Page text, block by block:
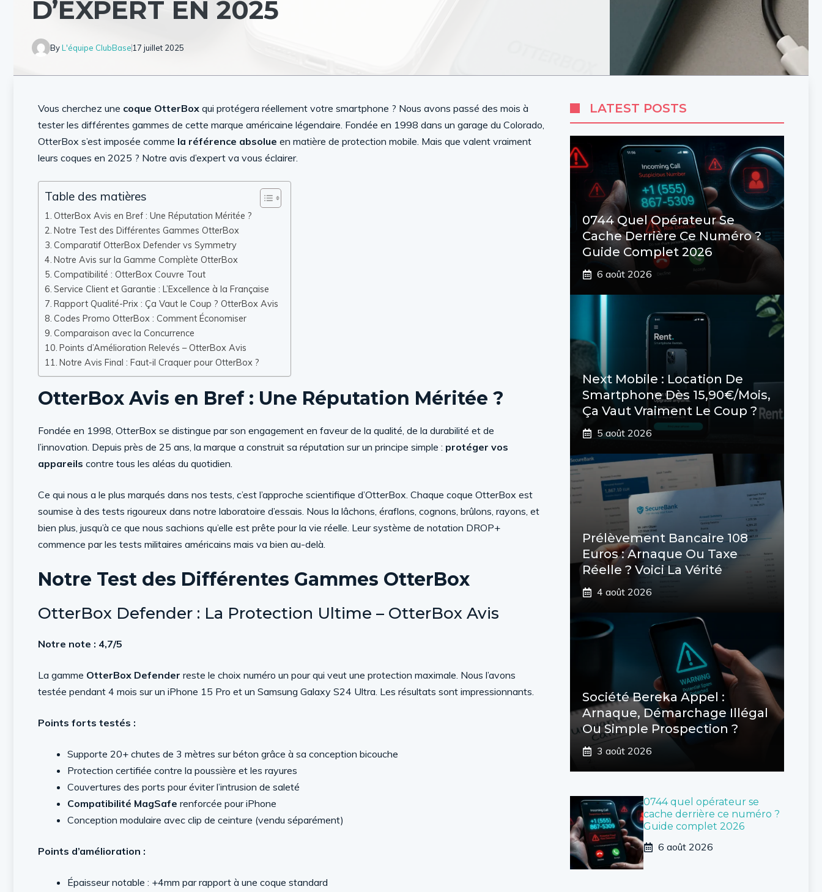
D’EXPERT EN 2025
ByL'équipe ClubBase 17 juillet 2025
Vous cherchez une coque OtterBox qui protégera réellement votre smartphone ? Nous avons passé des mois à
tester les différentes gammes de cette marque américaine légendaire. Fondée en 1998 dans un garage du Colorado,
OtterBox s’est imposée comme la référence absolue en matière de protection mobile. Mais que valent vraiment
leurs coques en 2025 ? Notre avis d’expert va vous éclairer.
Table des matières
OtterBox Avis en Bref : Une Réputation Méritée ?
Notre Test des Différentes Gammes OtterBox
Comparatif OtterBox Defender vs Symmetry
Notre Avis sur la Gamme Complète OtterBox
Compatibilité : OtterBox Couvre Tout
Service Client et Garantie : L’Excellence à la Française
Rapport Qualité-Prix : Ça Vaut le Coup ? OtterBox Avis
Codes Promo OtterBox : Comment Économiser
Comparaison avec la Concurrence
Points d’Amélioration Relevés – OtterBox Avis
Notre Avis Final : Faut-il Craquer pour OtterBox ?
OtterBox Avis en Bref : Une Réputation Méritée ?
Fondée en 1998, OtterBox se distingue par son engagement en faveur de la qualité, de la durabilité et de
l’innovation. Depuis près de 25 ans, la marque a construit sa réputation sur un principe simple : protéger vos
appareils contre tous les aléas du quotidien.
Ce qui nous a le plus marqués dans nos tests, c’est l’approche scientifique d’OtterBox. Chaque coque OtterBox est
soumise à des tests rigoureux dans notre laboratoire d’essais. Nous la lâchons, éraflons, cognons, brûlons, rayons, et
bien plus, jusqu’à ce que nous sachions qu’elle est prête pour la vie réelle. Leur système de notation DROP+
commence par les tests militaires américains mais va bien au-delà.
Notre Test des Différentes Gammes OtterBox
OtterBox Defender : La Protection Ultime – OtterBox Avis
Notre note : 4,7/5
La gamme OtterBox Defender reste le choix numéro un pour qui veut une protection maximale. Nous l’avons
testée pendant 4 mois sur un iPhone 15 Pro et un Samsung Galaxy S24 Ultra. Les résultats sont impressionnants.
Points forts testés :
Supporte 20+ chutes de 3 mètres sur béton grâce à sa conception bicouche
Protection certifiée contre la poussière et les rayures
Couvertures des ports pour éviter l’intrusion de saleté
Compatibilité MagSafe renforcée pour iPhone
Conception modulaire avec clip de ceinture (vendu séparément)
Points d’amélioration :
Épaisseur notable : +4mm par rapport à une coque standard
LATEST POSTS
0744 Quel Opérateur Se
Cache Derrière Ce Numéro ?
Guide Complet 2026
6 août 2026
Next Mobile : Location De
Smartphone Dès 15,90€/mois,
Ça Vaut Vraiment Le Coup ?
5 août 2026
Prélèvement Bancaire 108
Euros : Arnaque Ou Taxe
Réelle ? Voici La Vérité
4 août 2026
Société Bereka Appel :
Arnaque, Démarchage Illégal
Ou Simple Prospection ?
3 août 2026
0744 quel opérateur se
cache derrière ce numéro ?
Guide complet 2026
6 août 2026